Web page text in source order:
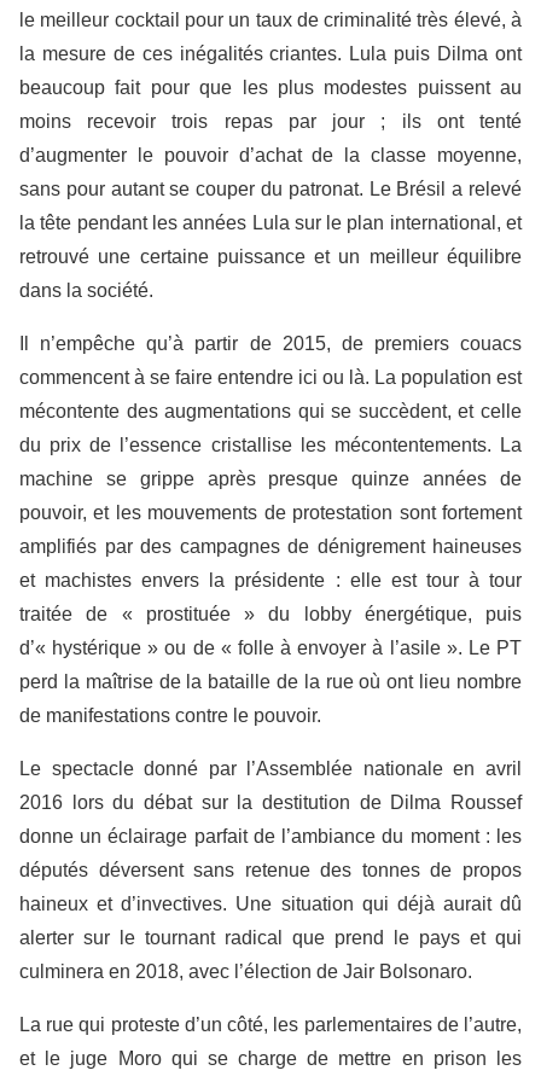
le meilleur cocktail pour un taux de criminalité très élevé, à
la mesure de ces inégalités criantes. Lula puis Dilma ont
beaucoup fait pour que les plus modestes puissent au
moins recevoir trois repas par jour ; ils ont tenté
d’augmenter le pouvoir d’achat de la classe moyenne,
sans pour autant se couper du patronat. Le Brésil a relevé
la tête pendant les années Lula sur le plan international, et
retrouvé une certaine puissance et un meilleur équilibre
dans la société.
Il n’empêche qu’à partir de 2015, de premiers couacs
commencent à se faire entendre ici ou là. La population est
mécontente des augmentations qui se succèdent, et celle
du prix de l’essence cristallise les mécontentements. La
machine se grippe après presque quinze années de
pouvoir, et les mouvements de protestation sont fortement
amplifiés par des campagnes de dénigrement haineuses
et machistes envers la présidente : elle est tour à tour
traitée de « prostituée » du lobby énergétique, puis
d’« hystérique » ou de « folle à envoyer à l’asile ». Le PT
perd la maîtrise de la bataille de la rue où ont lieu nombre
de manifestations contre le pouvoir.
Le spectacle donné par l’Assemblée nationale en avril
2016 lors du débat sur la destitution de Dilma Roussef
donne un éclairage parfait de l’ambiance du moment : les
députés déversent sans retenue des tonnes de propos
haineux et d’invectives. Une situation qui déjà aurait dû
alerter sur le tournant radical que prend le pays et qui
culminera en 2018, avec l’élection de Jair Bolsonaro.
La rue qui proteste d’un côté, les parlementaires de l’autre,
et le juge Moro qui se charge de mettre en prison les